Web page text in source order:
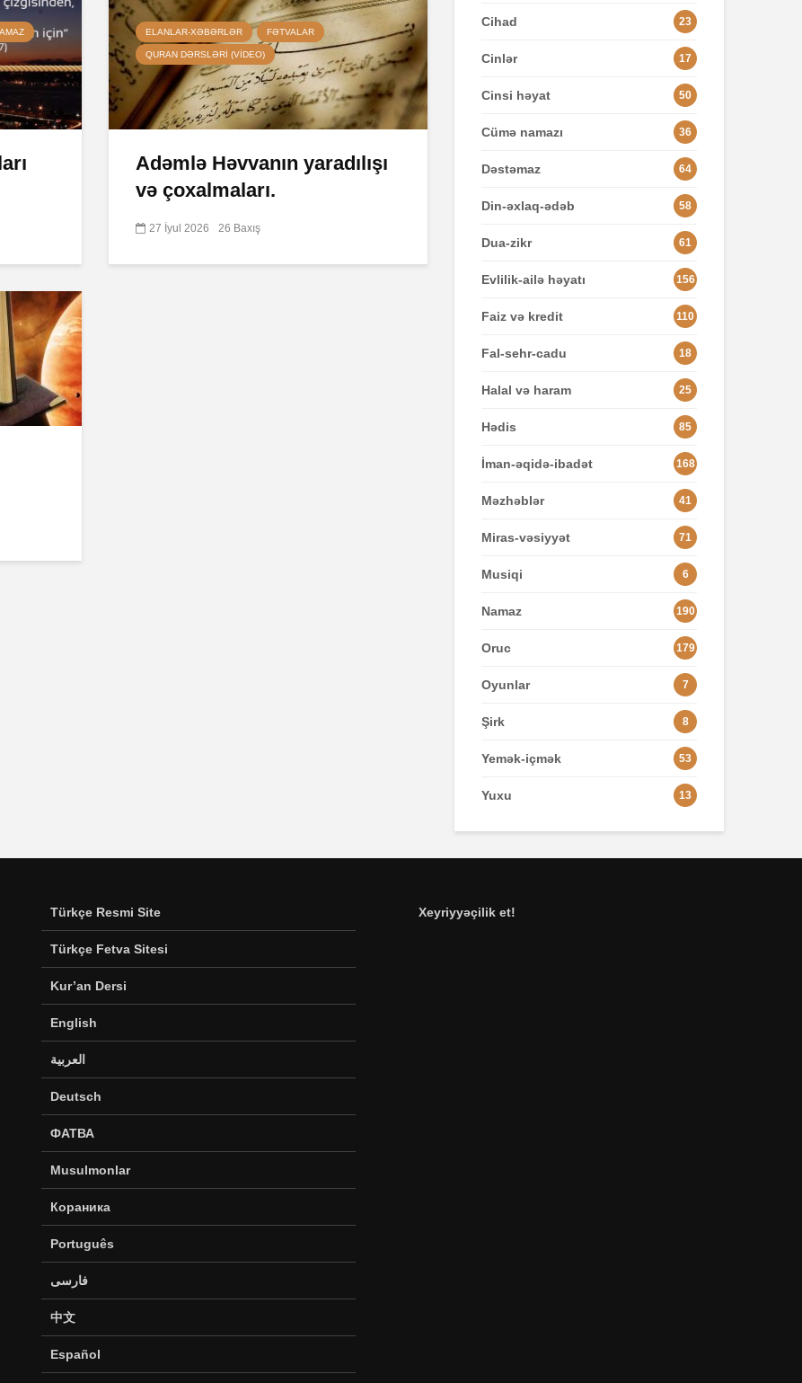
ELANLAR-XƏBƏRLƏR FƏTVALAR
QURAN DƏRSLƏRI (VIDEO)
Adəmlə Həvvanın yaradılışı
və çoxalmaları.
27 İyul 2026 26 Baxış
Cihad 23
Cinlər 17
Cinsi həyat 50
Cümə namazı 36
Dəstəmaz 64
Din-əxlaq-ədəb 58
Dua-zikr 61
Evlilik-ailə həyatı 156
Faiz və kredit 110
Fal-sehr-cadu 18
Halal və haram 25
Hədis 85
İman-əqidə-ibadət 168
Məzhəblər 41
Miras-vəsiyyət 71
Musiqi 6
Namaz 190
Oruc 179
Oyunlar 7
Şirk 8
Yemək-içmək 53
Yuxu 13
Türkçe Resmi Site
Türkçe Fetva Sitesi
Kur’an Dersi
English
العربية
Deutsch
ФАТВА
Musulmonlar
Кораника
Português
فارسی
中文
Español
Xeyriyyəçilik et!